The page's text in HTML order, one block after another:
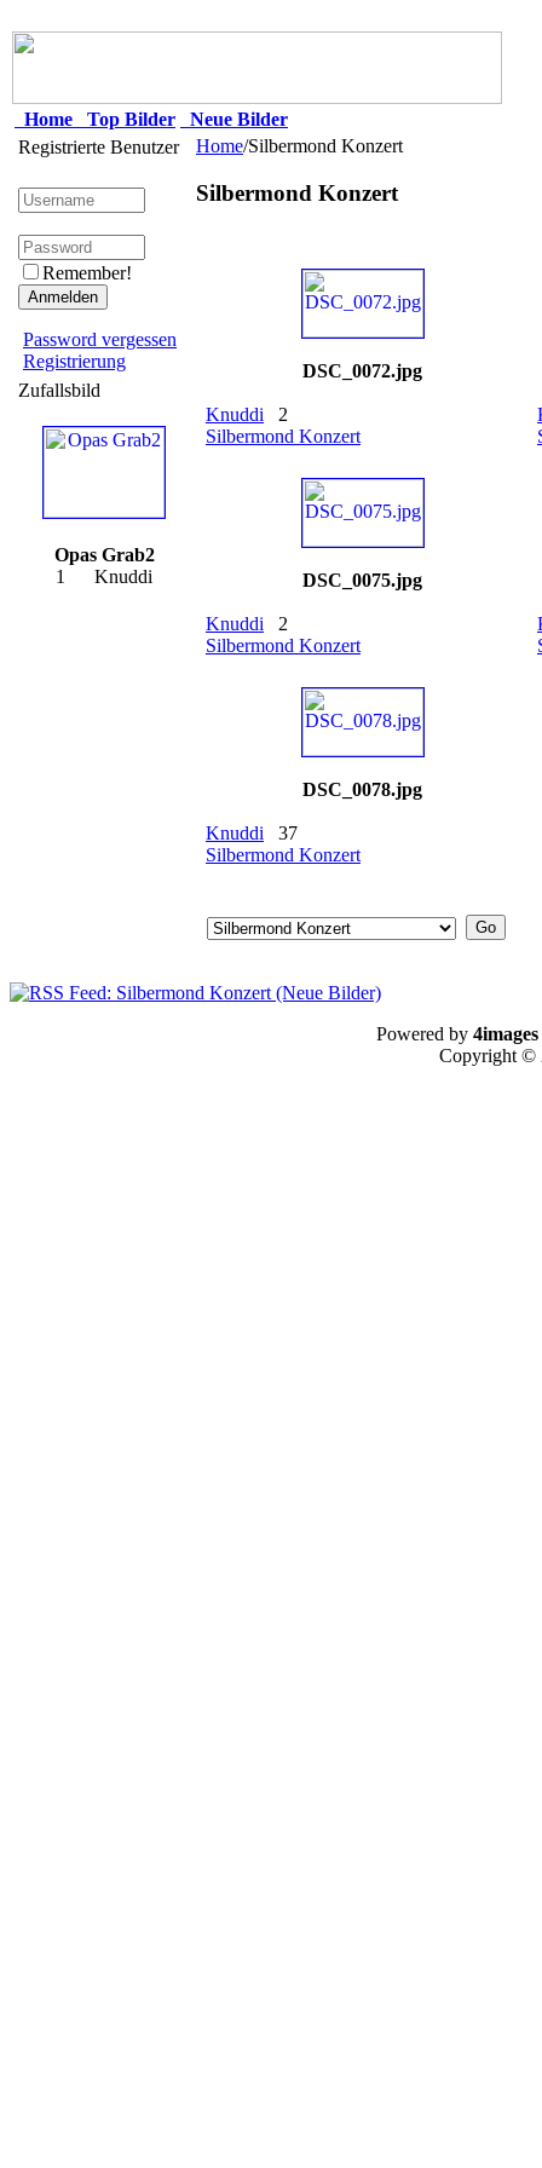
Home Top Bilder
Neue Bilder
Registrierte Benutzer
Remember!
Password vergessen
Registrierung
Zufallsbild
Opas Grab2
1 Knuddi
Home/Silbermond Konzert
Silbermond Konzert
DSC_0072.jpg
Knuddi
2
Silbermond Konzert
DSC_0075.jpg
Knuddi
2
Silbermond Konzert
DSC_0078.jpg
Knuddi
37
Silbermond Konzert
Powered by 4images
Copyright ©